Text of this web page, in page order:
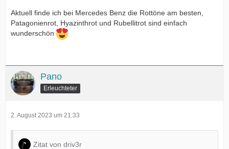
Aktuell finde ich bei Mercedes Benz die Rottöne am besten,
Patagonienrot, Hyazinthrot und Rubellitrot sind einfach
wunderschön
Pano
Erleuchteter
2. August 2023 um 21:33
Zitat von driv3r